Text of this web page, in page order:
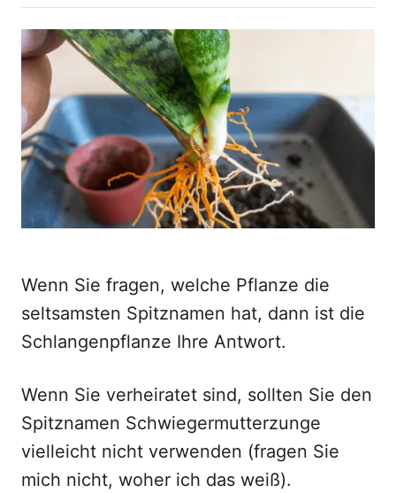
h
o
r
s
t
e
d
n
Wenn Sie fragen, welche Pflanze die
seltsamsten Spitznamen hat, dann ist die
Schlangenpflanze Ihre Antwort.
Wenn Sie verheiratet sind, sollten Sie den
Spitznamen Schwiegermutterzunge
vielleicht nicht verwenden (fragen Sie
mich nicht, woher ich das weiß).